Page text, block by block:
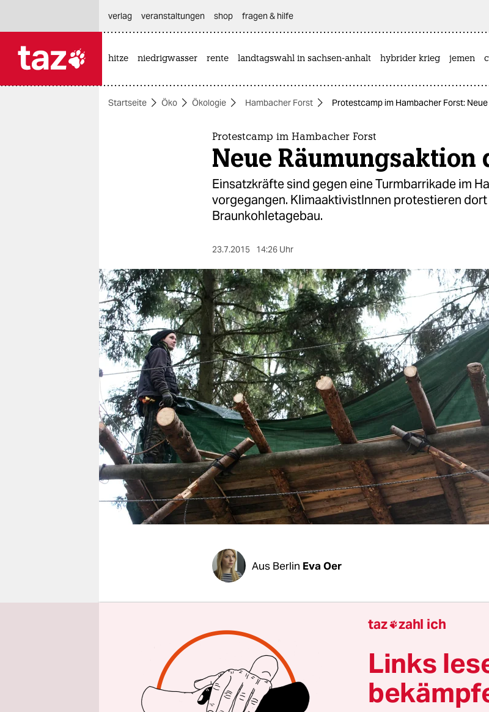
themen
berlin
nord
wahrheit
verlag
verlag
veranstaltungen
shop
fragen & hilfe
unterstützen
abo
genossenschaft
verlag
veranstaltungen shop fragen & hilfe
hitze niedrigwasser rente landtagswahl in sachsen-anhalt hybrider krieg jemen
Startseite Öko Ökologie Hambacher Forst Protestcamp im Hambacher Forst:
Protestcamp im Hambacher Forst
Neue Räumungsaktion
Einsatzkräfte sind gegen eine Turmbarrikade im
vorgegangen. KlimaaktivistInnen protestieren
Braunkohletagebau.
23.7.2015 14:26 Uhr
Aus Berlin Eva Oer
taz | Bei einer Räumungsaktion im Hambacher
Mittwoch drei AktivistInnen des dortigen
genommen. Wie bereits bei einem Einsatz im Mai
bewohnte Barrikade, mit der die
Haupteinfahrt zum Wald versperren. Eine Person
Einsatzes auf der Turmbarrikade aus. Die drei
taz zahl ich
Links